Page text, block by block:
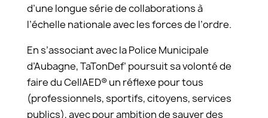
d’une longue série de collaborations à
l’échelle nationale avec les forces de l’ordre.
En s’associant avec la Police Municipale
d’Aubagne, TaTonDef’ poursuit sa volonté de
faire du CellAED® un réflexe pour tous
(professionnels, sportifs, citoyens, services
publics), avec pour ambition de sauver des